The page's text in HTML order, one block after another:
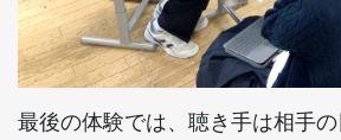
最後の体験では、聴き手は相手